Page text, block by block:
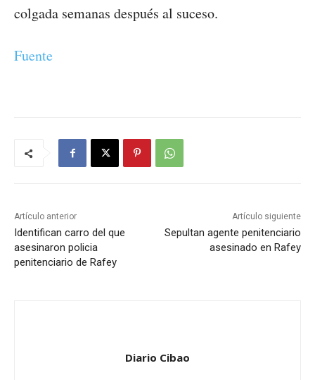
colgada semanas después al suceso.
Fuente
Artículo anterior
Identifican carro del que
asesinaron policia
penitenciario de Rafey
Artículo siguiente
Sepultan agente penitenciario
asesinado en Rafey
Diario Cibao